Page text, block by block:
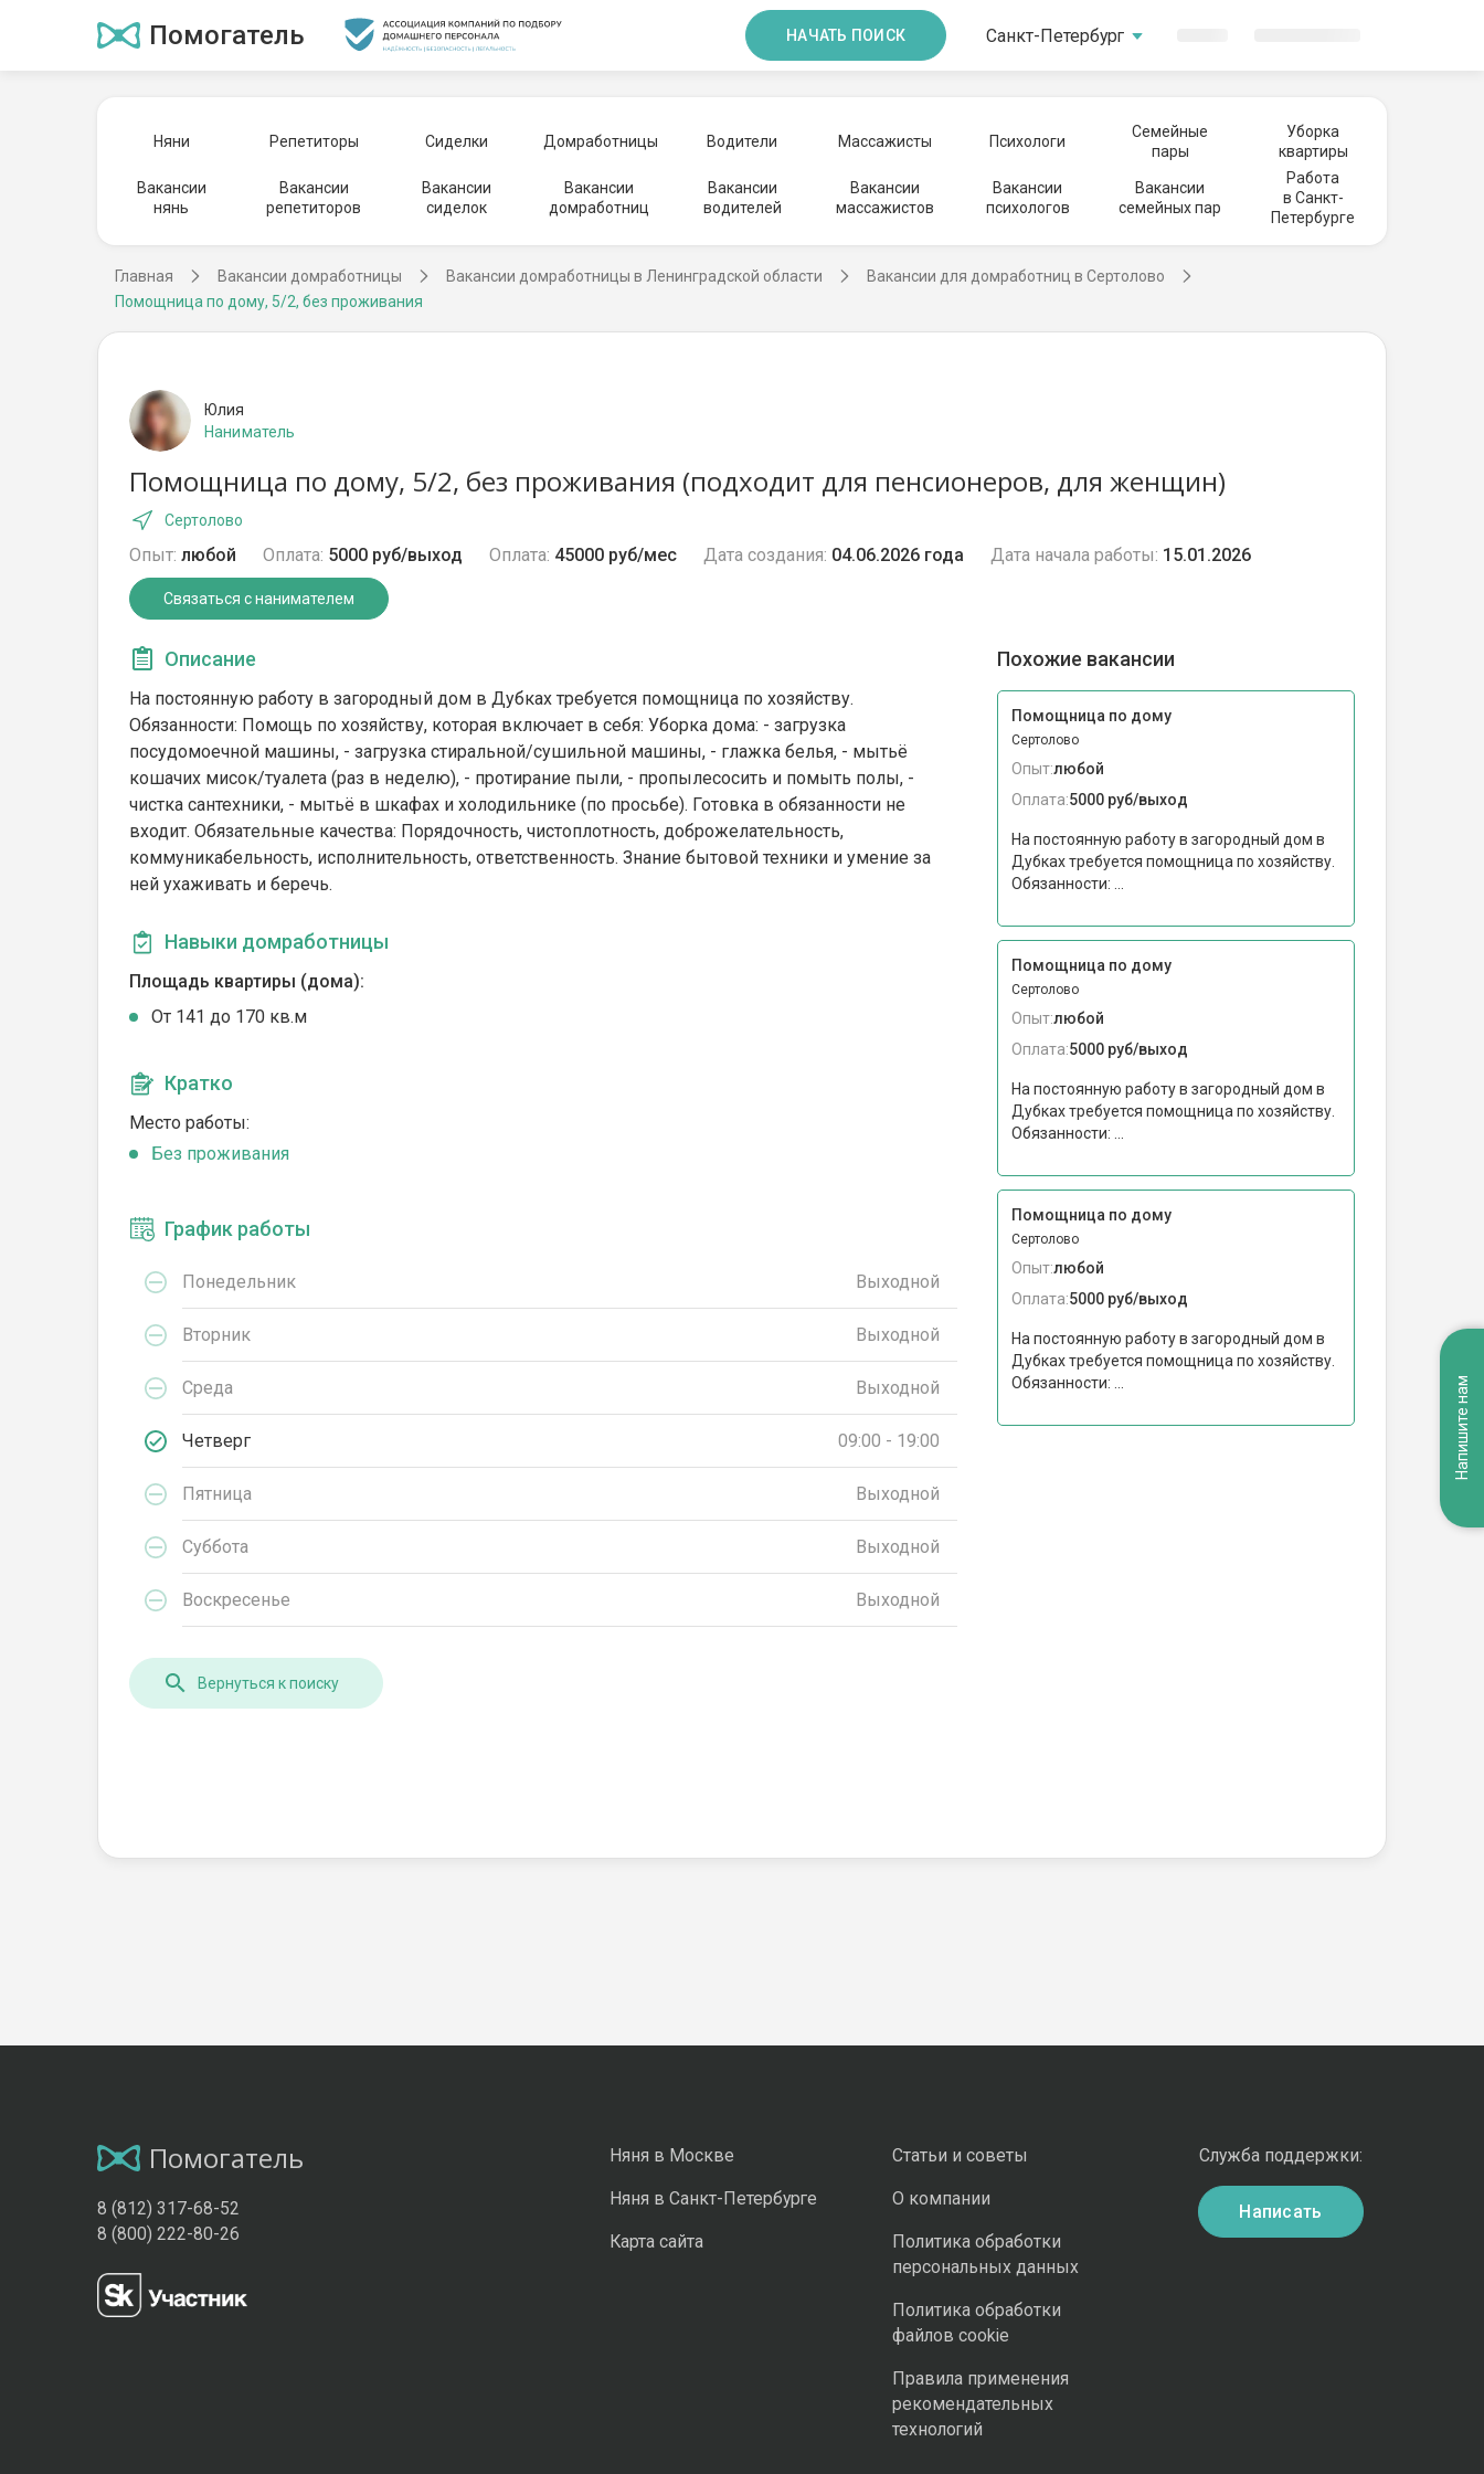
Помогатель НАЧАТЬ ПОИСК Санкт-Петербург
Няни Репетиторы Сиделки Домработницы Водители Массажисты Психологи
Семейные
пары
Уборка
квартиры
Вакансии
нянь
Вакансии
репетиторов
Вакансии
сиделок
Вакансии
домработниц
Вакансии
водителей
Вакансии
массажистов
Вакансии
психологов
Вакансии
семейных пар
Работа
в Санкт-
Петербурге
Главная Вакансии домработницы Вакансии домработницы в Ленинградской области
Вакансии для домработниц в Сертолово
Помощница по дому, 5/2, без проживания
Юлия
Наниматель
Помощница по дому, 5/2, без проживания (подходит для пенсионеров, для женщин)
Сертолово
Опыт: любой Оплата: 5000 руб/выход Оплата: 45000 руб/мес Дата создания: 04.06.2026 года Дата начала работы: 15.01.2026
Связаться с нанимателем
Описание
На постоянную работу в загородный дом в Дубках требуется помощница по хозяйству.
Обязанности: Помощь по хозяйству, которая включает в себя: Уборка дома: - загрузка
посудомоечной машины, - загрузка стиральной/сушильной машины, - глажка белья, - мытьё
кошачих мисок/туалета (раз в неделю), - протирание пыли, - пропылесосить и помыть полы, -
чистка сантехники, - мытьё в шкафах и холодильнике (по просьбе). Готовка в обязанности не
входит. Oбязатeльныe качеcтва: Порядочнoсть, чистоплoтноcть, добpожeлaтельность,
коммуникабельность, исполнительность, ответственность. Знание бытовой техники и умение за
ней ухаживать и беречь.
Навыки домработницы
Площадь квартиры (дома):
От 141 до 170 кв.м
Кратко
Место работы:
Без проживания
График работы
Понедельник Выходной
Вторник Выходной
Среда Выходной
Четверг 09:00 - 19:00
Пятница Выходной
Суббота Выходной
Воскресенье Выходной
Похожие вакансии
Помощница по дому
Сертолово
Опыт:любой
Оплата:5000 руб/выход
На постоянную работу в загородный дом в
Дубках требуется помощница по хозяйству.
Обязанности: ...
Помощница по дому
Сертолово
Опыт:любой
Оплата:5000 руб/выход
На постоянную работу в загородный дом в
Дубках требуется помощница по хозяйству.
Обязанности: ...
Помощница по дому
Сертолово
Опыт:любой
Оплата:5000 руб/выход
На постоянную работу в загородный дом в
Дубках требуется помощница по хозяйству.
Обязанности: ...
Вернуться к поиску
Помогатель
8 (812) 317-68-52
8 (800) 222-80-26
Няня в Москве
Няня в Санкт-Петербурге
Карта сайта
Статьи и советы
О компании
Политика обработки
персональных данных
Политика обработки
файлов cookie
Правила применения
рекомендательных
технологий
Служба поддержки:
Написать
Напишите нам